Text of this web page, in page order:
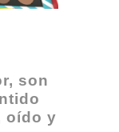
son
oído y